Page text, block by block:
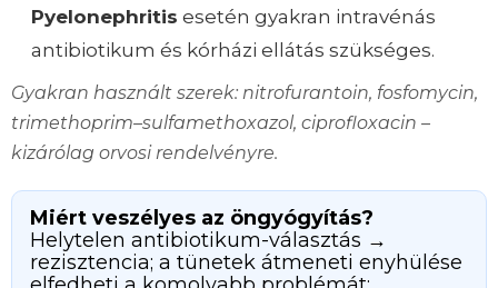
Pyelonephritis esetén gyakran intravénás
antibiotikum és kórházi ellátás szükséges.
Gyakran használt szerek: nitrofurantoin, fosfomycin,
trimethoprim–sulfamethoxazol, ciprofloxacin –
kizárólag orvosi rendelvényre.
Miért veszélyes az öngyógyítás?
Helytelen antibiotikum-választás →
rezisztencia; a tünetek átmeneti enyhülése